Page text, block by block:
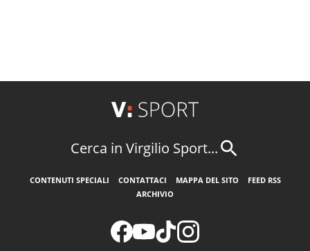
Cerca in Virgilio Sport...
CONTENUTI SPECIALI CONTATTACI MAPPA DEL SITO
FEED RSS
ARCHIVIO